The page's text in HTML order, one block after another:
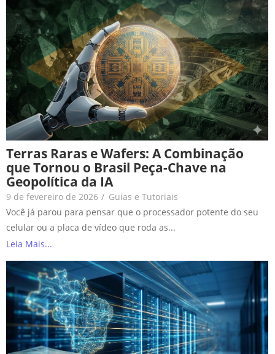
Terras Raras e Wafers: A Combinação
que Tornou o Brasil Peça-Chave na
Geopolítica da IA
9 de fevereiro de 2026 / Guias e Tutoriais
Você já parou para pensar que o processador potente do seu
celular ou a placa de vídeo que roda as...
Leia Mais...